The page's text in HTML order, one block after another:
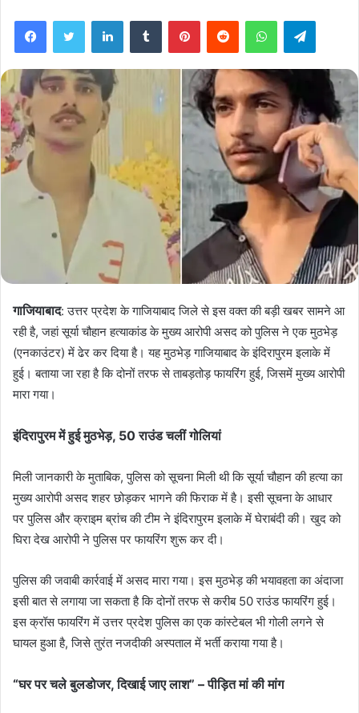
FacebookTwitter LinkedInTumblr PinterestReddit WhatsApp
गाजियाबाद: उत्तर प्रदेश के गाजियाबाद जिले से इस वक्त की बड़ी खबर सामने आ
रही है, जहां सूर्या चौहान हत्याकांड के मुख्य आरोपी असद को पुलिस ने एक मुठभेड़
(एनकाउंटर) में ढेर कर दिया है। यह मुठभेड़ गाजियाबाद के इंदिरापुरम इलाके में
हुई। बताया जा रहा है कि दोनों तरफ से ताबड़तोड़ फायरिंग हुई, जिसमें मुख्य आरोपी
मारा गया।
इंदिरापुरम में हुई मुठभेड़, 50 राउंड चलीं गोलियां
मिली जानकारी के मुताबिक, पुलिस को सूचना मिली थी कि सूर्या चौहान की हत्या का
मुख्य आरोपी असद शहर छोड़कर भागने की फिराक में है। इसी सूचना के आधार
पर पुलिस और क्राइम ब्रांच की टीम ने इंदिरापुरम इलाके में घेराबंदी की। खुद को
घिरा देख आरोपी ने पुलिस पर फायरिंग शुरू कर दी।
पुलिस की जवाबी कार्रवाई में असद मारा गया। इस मुठभेड़ की भयावहता का अंदाजा
इसी बात से लगाया जा सकता है कि दोनों तरफ से करीब 50 राउंड फायरिंग हुई।
इस क्रॉस फायरिंग में उत्तर प्रदेश पुलिस का एक कांस्टेबल भी गोली लगने से
घायल हुआ है, जिसे तुरंत नजदीकी अस्पताल में भर्ती कराया गया है।
“घर पर चले बुलडोजर, दिखाई जाए लाश” – पीड़ित मां की मांग